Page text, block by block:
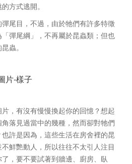
方式逃開。
尾目，不過，由於牠們有許多特徵
彈尾綱」，不再屬於昆蟲類；但也
蟲。
，有沒有慢慢換起你的回憶？想起
落見過當中的幾種，然而卻對牠們
許是因為，這些生活在房舍裡的昆
鮮艷動人，所以往往不太引人注目
，要不要試著到牆邊、廚房、臥